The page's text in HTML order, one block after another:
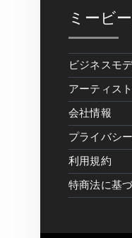
ミービ
ビジネスモ
アーティス
会社情報
プライバシ
利用規約
特商法に基